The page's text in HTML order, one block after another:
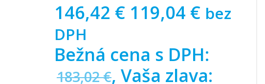
146,42 € 119,04 € bez
DPH
Bežná cena s DPH:
183,02 €, Vaša zlava: